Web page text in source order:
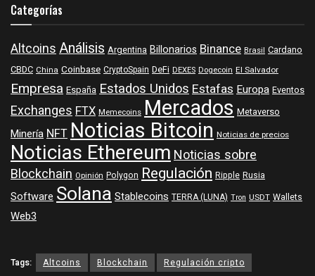
Categorías
AltcoinsAnálisis Argentina BillonariosBinance Brasil Cardano
CBDC China Coinbase CryptoSpain DeFi DEXES Dogecoin El Salvador
Empresa España Estados UnidosEstafasEuropa Eventos
ExchangesFTX Memecoins Mercados Metaverso
MineríaNFTNoticias Bitcoin Noticias de precios
Noticias EthereumNoticias sobre
Blockchain Opinión Polygon Regulación Ripple Rusia
SoftwareSolanaStablecoins TERRA (LUNA) Tron USDT Wallets
Web3
Tags: Altcoins Blockchain Regulación cripto